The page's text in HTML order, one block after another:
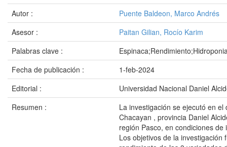
Autor :
Puente Baldeon, Marco Andrés
Asesor :
Paitan Gilian, Rocío Karim
Palabras clave :
Fecha de publicación :
1-feb-2024
Editorial :
Universidad Nacional Daniel
Resumen :
La investigación se ejecutó en el
Chacayan , provincia Daniel
región Pasco, en condiciones de
Los objetivos de la investigación